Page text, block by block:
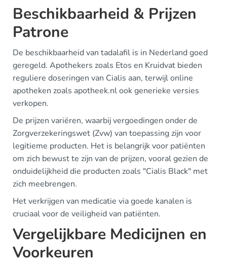
Beschikbaarheid & Prijzen
Patrone
De beschikbaarheid van tadalafil is in Nederland goed
geregeld. Apothekers zoals Etos en Kruidvat bieden
reguliere doseringen van Cialis aan, terwijl online
apotheken zoals apotheek.nl ook generieke versies
verkopen.
De prijzen variëren, waarbij vergoedingen onder de
Zorgverzekeringswet (Zvw) van toepassing zijn voor
legitieme producten. Het is belangrijk voor patiënten
om zich bewust te zijn van de prijzen, vooral gezien de
onduidelijkheid die producten zoals "Cialis Black" met
zich meebrengen.
Het verkrijgen van medicatie via goede kanalen is
cruciaal voor de veiligheid van patiënten.
Vergelijkbare Medicijnen en
Voorkeuren